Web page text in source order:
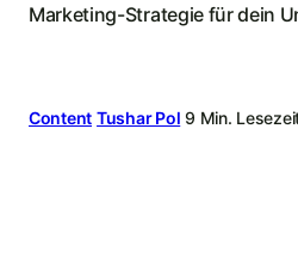
Marketing-Strategie für dein
Content Tushar Pol 9 Min.